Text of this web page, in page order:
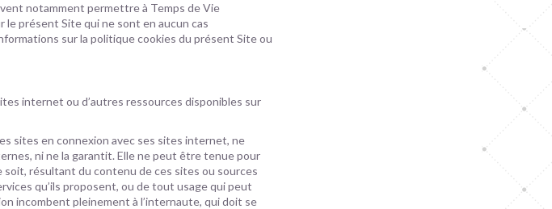
notamment permettre à Temps de Vie
le présent Site qui ne sont en aucun cas
sur la politique cookies du présent Site ou
internet ou d’autres ressources disponibles sur
sites en connexion avec ses sites internet, ne
ni ne la garantit. Elle ne peut être tenue pour
résultant du contenu de ces sites ou sources
qu’ils proposent, ou de tout usage qui peut
incombent pleinement à l’internaute, qui doit se